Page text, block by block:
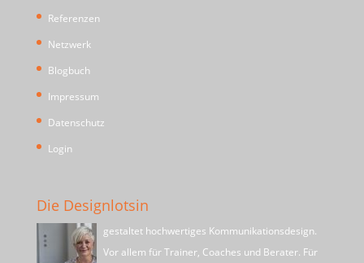
Referenzen
Netzwerk
Blogbuch
Impressum
Datenschutz
Login
Die Designlotsin
gestaltet hochwertiges Kommunikationsdesign.
Vor allem für Trainer, Coaches und Berater. Für